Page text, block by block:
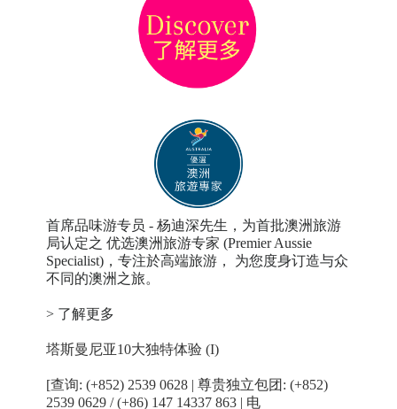
首席品味游专员 - 杨迪深先生，为首批澳洲旅游
局认定之 优选澳洲旅游专家 (Premier Aussie
Specialist)，专注於高端旅游， 为您度身订造与众
不同的澳洲之旅。
> 了解更多
塔斯曼尼亚10大独特体验 (I)
[查询: (+852) 2539 0628 | 尊贵独立包团: (+852)
2539 0629 / (+86) 147 14337 863 | 电